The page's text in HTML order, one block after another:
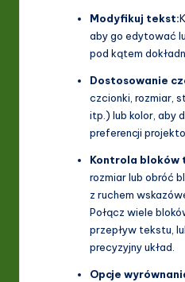
Modyfikuj tekst:
aby go edytować
pod kątem
Dostosowanie
czcionki, rozmiar,
itp.) lub kolor, aby
preferencji
Kontrola bloków
rozmiar lub obróć
z ruchem
Połącz wiele
przepływ tekstu,
precyzyjny układ.
Opcje